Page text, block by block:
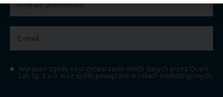
Wyrażam zgodę na przetwarzanie moich danych przez Quark
Lab Sp. z o.o. oraz spółki powiązane w celach marketingowych.